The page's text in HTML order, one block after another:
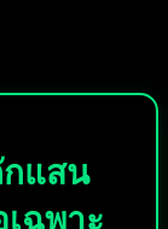
กแสน
ฉพาะ